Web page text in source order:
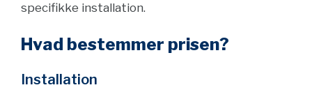
specifikke installation.
Hvad bestemmer prisen?
Installation